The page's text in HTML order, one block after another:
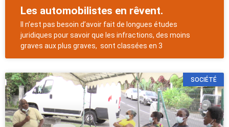
Les automobilistes en rêvent.
Il n’est pas besoin d’avoir fait de longues études
juridiques pour savoir que les infractions, des moins
graves aux plus graves, sont classées en 3
SOCIÉTÉ